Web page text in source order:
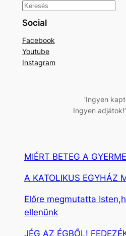
K
e
e
s
Social
Facebook
Youtube
Instagram
‘Ingyen
Ingyen
MIÉRT BETEG A
A KATOLIKUS EGYHÁZ
Előre megmutatta
ellenünk
JÉG AZ ÉGBŐL!